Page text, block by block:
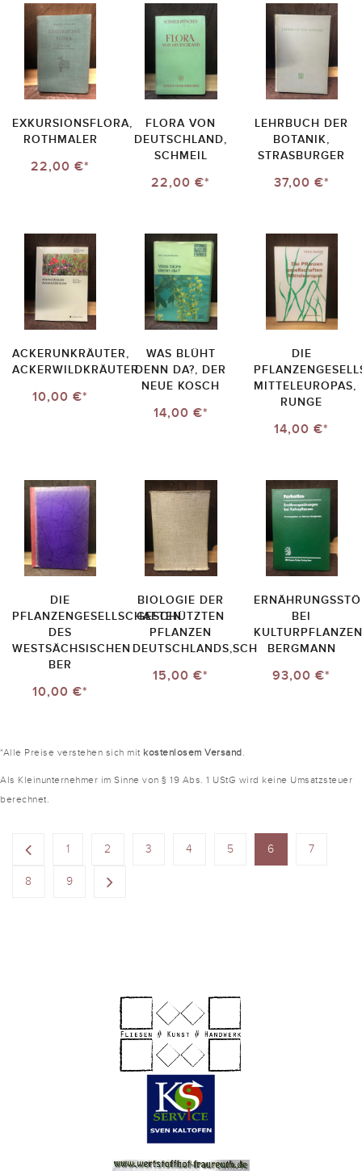
EXKURSIONSFLORA,
ROTHMALER
22,00 €*
FLORA VON
DEUTSCHLAND,
SCHMEIL
22,00 €*
LEHRBUCH DER
BOTANIK,
STRASBURGER
37,00 €*
ACKERUNKRÄUTER,
ACKERWILDKRÄUTER
10,00 €*
WAS BLÜHT
DENN DA?, DER
NEUE KOSCH
14,00 €*
DIE
MITTELEUROPAS,
RUNGE
14,00 €*
DIE
PFLANZENGESELLSCHAFTEN
DES
WESTSÄCHSISCHEN
BER
10,00 €*
BIOLOGIE DER
GESCHÜTZTEN
PFLANZEN
DEUTSCHLANDS,SCH
15,00 €*
BEI
BERGMANN
93,00 €*
*Alle Preise verstehen sich mit kostenlosem Versand.
Als Kleinunternehmer im Sinne von § 19 Abs. 1 UStG wird keine Umsatzsteuer
berechnet.
1 2 3 4 5 6 7
8 9